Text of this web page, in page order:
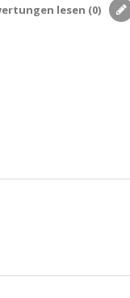
lesen (0)